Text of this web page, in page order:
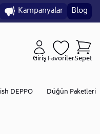
Kampanyalar Blog
GirişFavorilerSepet
DEPPO Düğün Paketleri